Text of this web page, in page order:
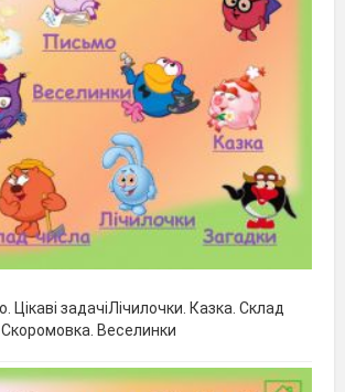
Цікаві задачіЛічилочки. Казка. Склад
Веселинки